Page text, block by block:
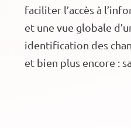
faciliter l’accès à
et une vue globale
identification des
et bien plus encore :